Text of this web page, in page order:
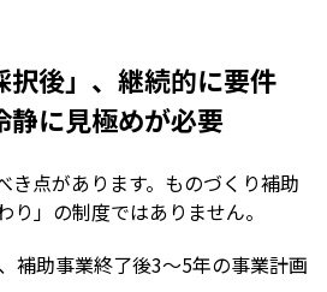
択後」、継続的に要件
静に見極めが必要
き点があります。ものづくり補助
」の制度ではありません。
補助事業終了後3〜5年の事業計画